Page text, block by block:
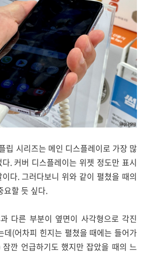
립 시리즈는 메인 디스플레이로 가장 많
. 커버 디스플레이는 위젯 정도만 표시
다. 그러다보니 위와 같이 펼쳤을 때의
요할 듯 싶다.
다른 부분이 옆면이 사각형으로 각진
데(어차피 힌지는 펼쳤을 때에는 들어가
깐 언급하기도 했지만 잡았을 때의 느